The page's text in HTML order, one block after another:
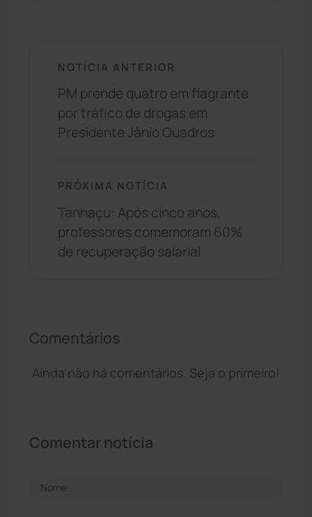
NOTÍCIA ANTERIOR
PM prende quatro em flagrante
por tráfico de drogas em
Presidente Jânio Quadros
PRÓXIMA NOTÍCIA
Tanhaçu: Após cinco anos,
professores comemoram 60%
de recuperação salarial
Comentários
Ainda não há comentários. Seja o primeiro!
Comentar notícia